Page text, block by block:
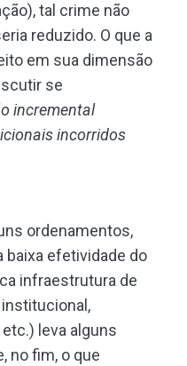
tal crime não
reduzido. O que a
em sua dimensão
se
incremental
incorridos
ordenamentos,
baixa efetividade do
infraestrutura de
leva alguns
no fim, o que